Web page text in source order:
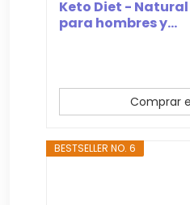
Keto Diet -
para hombres y...
Comprar
BESTSELLER NO. 6